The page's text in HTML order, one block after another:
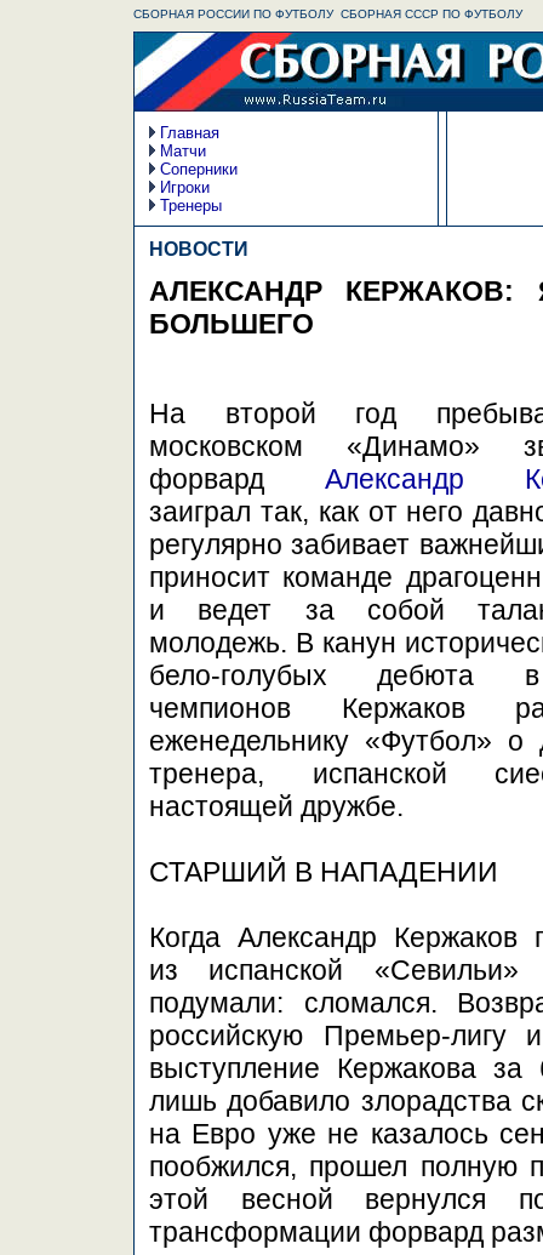
СБОРНАЯ РОССИИ ПО ФУТБОЛУ  СБОРНАЯ СССР ПО ФУТБОЛУ
Главная
Матчи
Соперники
Игроки
Тренеры
НОВОСТИ
АЛЕКСАНДР
БОЛЬШЕГО
На второй год
московском «Динамо»
форвард Александр
заиграл так, как от него
регулярно забивает
приносит команде
и ведет за собой
молодежь. В канун
бело-голубых дебюта
чемпионов Кержаков
еженедельнику «Футбол» о
тренера, испанской
настоящей дружбе.
СТАРШИЙ В НАПАДЕНИИ
Когда Александр Кержаков
из испанской
подумали: сломался.
российскую Премьер-
выступление Кержакова за
лишь добавило злорадства
на Евро уже не казалось
пообжился, прошел полную
этой весной вернулся
трансформации форвард